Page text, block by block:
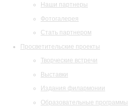
Наши партнеры
Фотогалерея
Стать партнером
Просветительские проекты
Творческие встречи
Выставки
Издания филармонии
Образовательные программы